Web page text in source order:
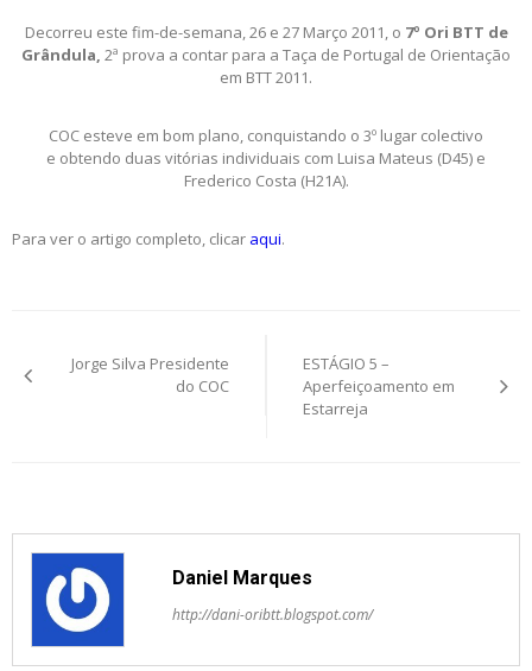
Decorreu este fim-de-semana, 26 e 27 Março 2011, o 7º Ori BTT de
Grândula, 2ª prova a contar para a Taça de Portugal de Orientação
em BTT 2011.
COC esteve em bom plano, conquistando o 3º lugar colectivo
e obtendo duas vitórias individuais com Luisa Mateus (D45) e
Frederico Costa (H21A).
Para ver o artigo completo, clicar aqui.
navigation
Jorge Silva Presidente
do COC
ESTÁGIO 5 –
Aperfeiçoamento em
Estarreja
Daniel Marques
http://dani-oribtt.blogspot.com/